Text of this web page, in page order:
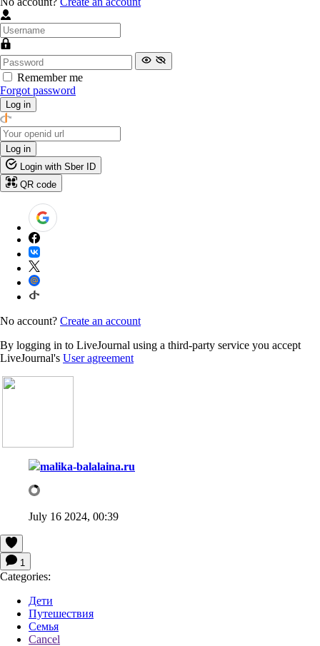
Remember me
Forgot password
Log in
Log in
Login with Sber ID
QR code
No account? Create an account
By logging in to LiveJournal using a third-party service you accept
LiveJournal's User agreement
malika-balalaina.ru
July 16 2024, 00:39
1
Categories:
Дети
Путешествия
Семья
Cancel